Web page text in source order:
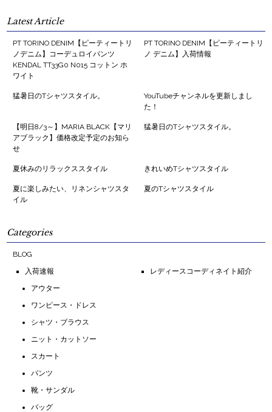
Latest Article
PT TORINO DENIM【ピーティートリ
ノデニム】コーデュロイパンツ
KENDAL TT33G0 N015 コットン ホ
ワイト
PT TORINO DENIM【ピーティートリ
ノ デニム】入荷情報
猛暑日のTシャツスタイル。
YouTubeチャンネルを更新しまし
た！
【明日8/3～】MARIA BLACK【マリ
アブラック】価格改定予定のお知ら
せ
猛暑日のTシャツスタイル。
夏休みのリラックススタイル きれいめTシャツスタイル
夏に楽しみたい、リネンシャツスタ
イル
夏のTシャツスタイル
Categories
BLOG
入荷速報
アウター
ワンピース・ドレス
シャツ・ブラウス
ニット・カットソー
スカート
パンツ
靴・サンダル
バッグ
レディースコーディネイト紹介